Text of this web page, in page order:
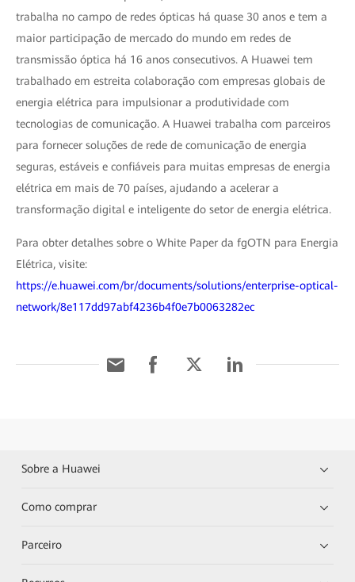
trabalha no campo de redes ópticas há quase 30 anos e tem a
maior participação de mercado do mundo em redes de
transmissão óptica há 16 anos consecutivos. A Huawei tem
trabalhado em estreita colaboração com empresas globais de
energia elétrica para impulsionar a produtividade com
tecnologias de comunicação. A Huawei trabalha com parceiros
para fornecer soluções de rede de comunicação de energia
seguras, estáveis e confiáveis para muitas empresas de energia
elétrica em mais de 70 países, ajudando a acelerar a
transformação digital e inteligente do setor de energia elétrica.
Para obter detalhes sobre o White Paper da fgOTN para Energia
Elétrica, visite:
https://e.huawei.com/br/documents/solutions/enterprise-optical-
network/8e117dd97abf4236b4f0e7b0063282ec
Sobre a Huawei
Como comprar
Parceiro